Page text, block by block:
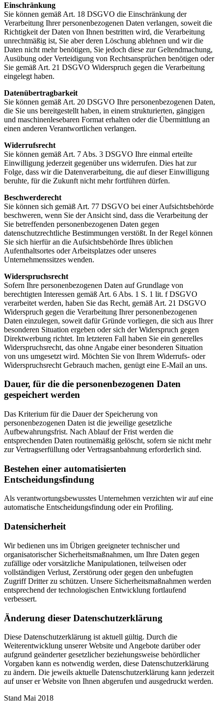
Einschränkung
Sie können gemäß Art. 18 DSGVO die Einschränkung der
Verarbeitung Ihrer personenbezogenen Daten verlangen, soweit die
Richtigkeit der Daten von Ihnen bestritten wird, die Verarbeitung
unrechtmäßig ist, Sie aber deren Löschung ablehnen und wir die
Daten nicht mehr benötigen, Sie jedoch diese zur Geltendmachung,
Ausübung oder Verteidigung von Rechtsansprüchen benötigen oder
Sie gemäß Art. 21 DSGVO Widerspruch gegen die Verarbeitung
eingelegt haben.
Datenübertragbarkeit
Sie können gemäß Art. 20 DSGVO Ihre personenbezogenen Daten,
die Sie uns bereitgestellt haben, in einem strukturierten, gängigen
und maschinenlesebaren Format erhalten oder die Übermittlung an
einen anderen Verantwortlichen verlangen.
Widerrufsrecht
Sie können gemäß Art. 7 Abs. 3 DSGVO Ihre einmal erteilte
Einwilligung jederzeit gegenüber uns widerrufen. Dies hat zur
Folge, dass wir die Datenverarbeitung, die auf dieser Einwilligung
beruhte, für die Zukunft nicht mehr fortführen dürfen.
Beschwerderecht
Sie können sich gemäß Art. 77 DSGVO bei einer Aufsichtsbehörde
beschweren, wenn Sie der Ansicht sind, dass die Verarbeitung der
Sie betreffenden personenbezogenen Daten gegen
datenschutzrechtliche Bestimmungen verstößt. In der Regel können
Sie sich hierfür an die Aufsichtsbehörde Ihres üblichen
Aufenthaltsortes oder Arbeitsplatzes oder unseres
Unternehmenssitzes wenden.
Widerspruchsrecht
Sofern Ihre personenbezogenen Daten auf Grundlage von
berechtigten Interessen gemäß Art. 6 Abs. 1 S. 1 lit. f DSGVO
verarbeitet werden, haben Sie das Recht, gemäß Art. 21 DSGVO
Widerspruch gegen die Verarbeitung Ihrer personenbezogenen
Daten einzulegen, soweit dafür Gründe vorliegen, die sich aus Ihrer
besonderen Situation ergeben oder sich der Widerspruch gegen
Direktwerbung richtet. Im letzteren Fall haben Sie ein generelles
Widerspruchsrecht, das ohne Angabe einer besonderen Situation
von uns umgesetzt wird. Möchten Sie von Ihrem Widerrufs- oder
Widerspruchsrecht Gebrauch machen, genügt eine E-Mail an uns.
Dauer, für die die personenbezogenen Daten
gespeichert werden
Das Kriterium für die Dauer der Speicherung von
personenbezogenen Daten ist die jeweilige gesetzliche
Aufbewahrungsfrist. Nach Ablauf der Frist werden die
entsprechenden Daten routinemäßig gelöscht, sofern sie nicht mehr
zur Vertragserfüllung oder Vertragsanbahnung erforderlich sind.
Bestehen einer automatisierten
Entscheidungsfindung
Als verantwortungsbewusstes Unternehmen verzichten wir auf eine
automatische Entscheidungsfindung oder ein Profiling.
Datensicherheit
Wir bedienen uns im Übrigen geeigneter technischer und
organisatorischer Sicherheitsmaßnahmen, um Ihre Daten gegen
zufällige oder vorsätzliche Manipulationen, teilweisen oder
vollständigen Verlust, Zerstörung oder gegen den unbefugten
Zugriff Dritter zu schützen. Unsere Sicherheitsmaßnahmen werden
entsprechend der technologischen Entwicklung fortlaufend
verbessert.
Änderung dieser Datenschutzerklärung
Diese Datenschutzerklärung ist aktuell gültig. Durch die
Weiterentwicklung unserer Website und Angebote darüber oder
aufgrund geänderter gesetzlicher beziehungsweise behördlicher
Vorgaben kann es notwendig werden, diese Datenschutzerklärung
zu ändern. Die jeweils aktuelle Datenschutzerklärung kann jederzeit
auf unser er Website von Ihnen abgerufen und ausgedruckt werden.
Stand Mai 2018